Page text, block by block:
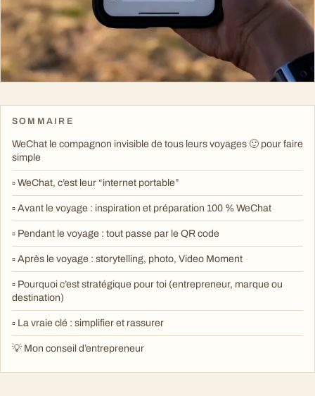
SOMMAIRE
WeChat le compagnon invisible de tous leurs voyages 🙂 pour faire
simple
▫️ WeChat, c’est leur “internet portable”
▫️ Avant le voyage : inspiration et préparation 100 % WeChat
▫️ Pendant le voyage : tout passe par le QR code
▫️ Après le voyage : storytelling, photo, Video Moment
▫️ Pourquoi c’est stratégique pour toi (entrepreneur, marque ou
destination)
▫️ La vraie clé : simplifier et rassurer
💡 Mon conseil d’entrepreneur